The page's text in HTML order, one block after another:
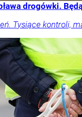
drogówki.
Tysiące kontroli,